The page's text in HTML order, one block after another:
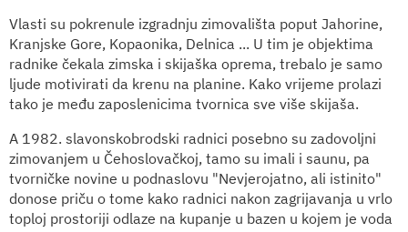
Vlasti su pokrenule izgradnju zimovališta poput Jahorine,
Kranjske Gore, Kopaonika, Delnica ... U tim je objektima
radnike čekala zimska i skijaška oprema, trebalo je samo
ljude motivirati da krenu na planine. Kako vrijeme prolazi
tako je među zaposlenicima tvornica sve više skijaša.
A 1982. slavonskobrodski radnici posebno su zadovoljni
zimovanjem u Čehoslovačkoj, tamo su imali i saunu, pa
tvorničke novine u podnaslovu "Nevjerojatno, ali istinito"
donose priču o tome kako radnici nakon zagrijavanja u vrlo
toploj prostoriji odlaze na kupanje u bazen u kojem je voda